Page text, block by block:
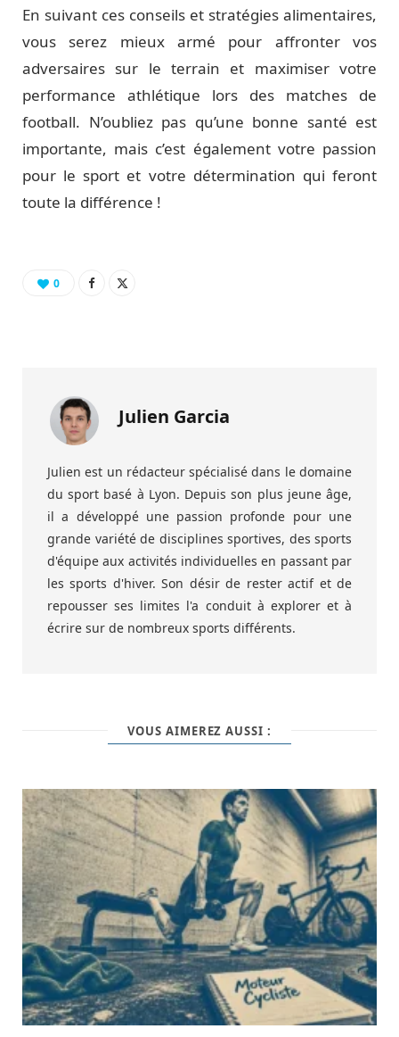
En suivant ces conseils et stratégies alimentaires,
vous serez mieux armé pour affronter vos
adversaires sur le terrain et maximiser votre
performance athlétique lors des matches de
football. N’oubliez pas qu’une bonne santé est
importante, mais c’est également votre passion
pour le sport et votre détermination qui feront
toute la différence !
0
Julien Garcia
Julien est un rédacteur spécialisé dans le domaine
du sport basé à Lyon. Depuis son plus jeune âge,
il a développé une passion profonde pour une
grande variété de disciplines sportives, des sports
d'équipe aux activités individuelles en passant par
les sports d'hiver. Son désir de rester actif et de
repousser ses limites l'a conduit à explorer et à
écrire sur de nombreux sports différents.
VOUS AIMEREZ AUSSI :